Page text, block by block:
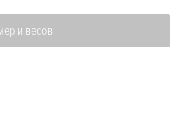
и весов